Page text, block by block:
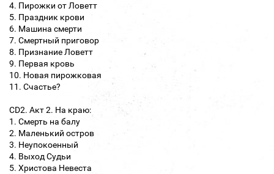
4. Пирожки от Ловетт
5. Праздник крови
6. Машина смерти
7. Смертный приговор
8. Признание Ловетт
9. Первая кровь
10. Новая пирожковая
11. Счастье?
CD2. Акт 2. На краю:
1. Смерть на балу
2. Маленький остров
3. Неупокоенный
4. Выход Судьи
5. Христова Невеста